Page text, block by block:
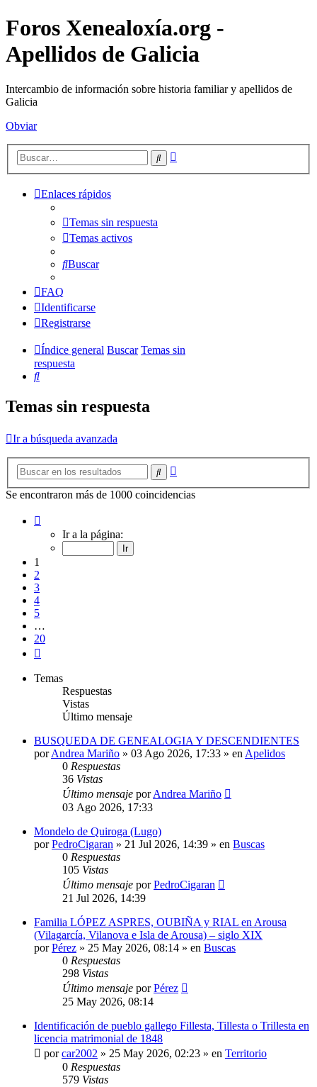
Foros Xenealoxía.org -
Apellidos de Galicia
Intercambio de información sobre historia familiar y apellidos de
Galicia
Obviar
Buscar
Enlaces rápidos
Temas sin respuesta
Temas activos
Buscar
FAQ
Identificarse
Registrarse
Índice general Buscar Temas sin
respuesta
Buscar
Temas sin respuesta
Ir a búsqueda avanzada
Buscar
Se encontraron más de 1000 coincidencias
Ir a la página:
1
2
3
4
5
…
20
Temas
Respuestas
Vistas
Último mensaje
BUSQUEDA DE GENEALOGIA Y DESCENDIENTES
porAndrea Mariño » 03 Ago 2026, 17:33 » en Apelidos
0 Respuestas
36 Vistas
Último mensaje porAndrea Mariño
03 Ago 2026, 17:33
Mondelo de Quiroga (Lugo)
porPedroCigaran » 21 Jul 2026, 14:39 » en Buscas
0 Respuestas
105 Vistas
Último mensaje porPedroCigaran
21 Jul 2026, 14:39
Familia LÓPEZ ASPRES, OUBIÑA y RIAL en Arousa
(Vilagarcía, Vilanova e Isla de Arousa) – siglo XIX
porPérez » 25 May 2026, 08:14 » en Buscas
0 Respuestas
298 Vistas
Último mensaje porPérez
25 May 2026, 08:14
Identificación de pueblo gallego Fillesta, Tillesta o Trillesta en
licencia matrimonial de 1848
porcar2002 » 25 May 2026, 02:23 » en Territorio
0 Respuestas
579 Vistas